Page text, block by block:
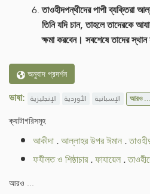
তাওহীদপন্থীদের পাপী ব্যক্তিরা
তিনি যদি চান, তাহলে তাদেরকে
ক্ষমা করবেন। সবশেষে তাদের
অনুবাদ প্রদর্শন
ভাষা: الإنجليزية الأوردية الإسبانية আরও ...
ক্যাটাগরিসমূহ
আকীদা.আল্লাহর উপর ঈমান.
ফযীলত ও শিষ্ঠাচার.ফাযায়েল.
আরও ...